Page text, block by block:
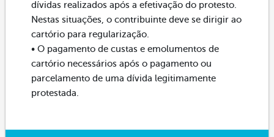
dívidas realizados após a efetivação do protesto.
Nestas situações, o contribuinte deve se dirigir ao
cartório para regularização.
• O pagamento de custas e emolumentos de
cartório necessários após o pagamento ou
parcelamento de uma dívida legitimamente
protestada.